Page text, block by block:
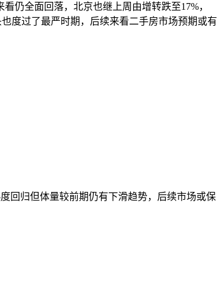
仍全面回落，北京也继上周由增转跌至17%，
度过了最严时期，后续来看二手房市场预期或有
回归但体量较前期仍有下滑趋势，后续市场或保